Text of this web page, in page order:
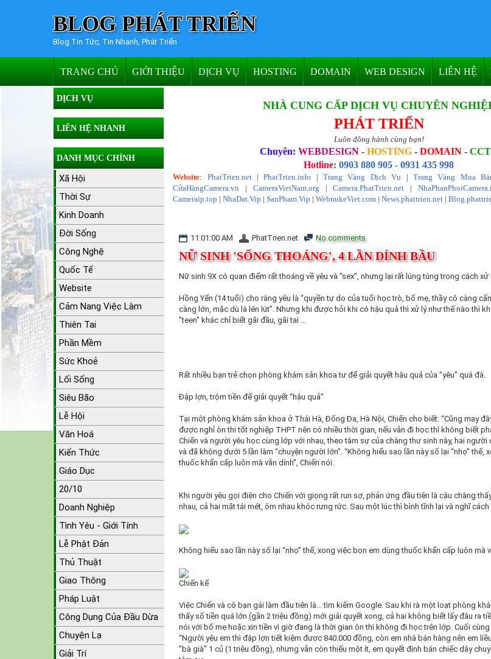
BLOG PHÁT TRIỂN
Blog Tin Tức, Tin Nhanh, Phát Triển
TRANG CHỦ GIỚI THIỆU DỊCH VỤ HOSTING DOMAIN WEB DESIGN LIÊN HỆ
NHÀ CUNG CẤP DỊCH VỤ CHUYÊN
PHÁT TRIỂN
Luôn đồng hành cùng bạn!
Chuyên: WEBDESIGN - HOSTING - DOMAIN -
Hotline:0903 880 905 -0931 435 998
Website: PhatTrien.net|PhatTrien.info |Trang Vàng Dịch Vụ | Trang Vàng Mua
CửaHàngCamera.vn | CameraVietNam.org |Camera.PhatTrien.net |
Cameraip.top |NhaDat.Vip |SanPham.Vip |WebnukeViet.com |News.phattrien.net |
11:01:00 AM PhatTrien.net No comments
NỮ SINH 'SỐNG THOÁNG', 4 LẦN DÍNH BẦU
Nữ sinh 9X có quan điểm rất thoáng về yêu và "sex", nhưng lại rất lúng túng trong cách xử
Hồng Yến (14 tuổi) cho rằng yêu là “quyền tự do của tuổi học trò, bố mẹ, thầy cô càng
càng lớn, mặc dù là lén lút”. Nhưng khi được hỏi khi có hậu quả thì xử lý như thế nào thì
"teen" khác chỉ biết gãi đầu, gãi tai …
Rất nhiều bạn trẻ chọn phòng khám sản khoa tư để giải quyết hậu quả của "yêu" quá đà.
Đập lợn, trộm tiền để giải quyết "hậu quả"
Tại một phòng khám sản khoa ở Thái Hà, Đống Đa, Hà Nội, Chiến cho biết: “Cũng may
được nghỉ ôn thi tốt nghiệp THPT nên có nhiều thời gian, nếu vẫn đi học thì không biết
Chiến và người yêu học cùng lớp với nhau, theo tâm sự của chàng thư sinh này, hai người
và đã không dưới 5 lần làm “chuyện người lớn”. “Không hiểu sao lần này số lại “nhọ” thế,
thuốc khẩn cấp luôn mà vẫn dính”, Chiến nói.
Khi người yêu gọi điện cho Chiến với giọng rất run sợ, phản ứng đầu tiên là cậu chàng
nhau, cả hai mặt tái mét, ôm nhau khóc rưng rức. Sau một lúc thì bình tĩnh lại và nghĩ
Không hiểu sao lần này số lại “nhọ” thế, xong việc bọn em dùng thuốc khẩn cấp luôn mà
Chiến kể
Việc Chiến và cô bạn gái làm đầu tiên là... tìm kiếm Google. Sau khi rà một loạt phòng
thấy số tiền quá lớn (gần 2 triệu đồng) mới giải quyết xong, cả hai không biết lấy đâu ra
nói với bố mẹ hoặc xin tiền vì giờ đang là thời gian ôn thi không đi học trên lớp. Cuối
“Người yêu em thì đập lợn tiết kiệm được 840.000 đồng, còn em nhà bán hàng nên em
"bà già" 1 củ (1 triệu đồng), nhưng vẫn còn thiếu một ít, em quyết định bán chiếc dây
DỊCH VỤ
LIÊN HỆ NHANH
DANH MỤC CHÍNH
Xã Hội
Thời Sự
Kinh Doanh
Đời Sống
Công Nghệ
Quốc Tế
Website
Cảm Nang Việc Làm
Thiên Tai
Phần Mềm
Sức Khoẻ
Lối Sống
Siêu Bão
Lễ Hội
Văn Hoá
Kiến Thức
Giáo Dục
20/10
Doanh Nghiệp
Tình Yêu - Giới Tính
Lễ Phật Đản
Thủ Thuật
Giao Thông
Pháp Luật
Công Dụng Của Đầu Dừa
Chuyện Lạ
Giải Trí